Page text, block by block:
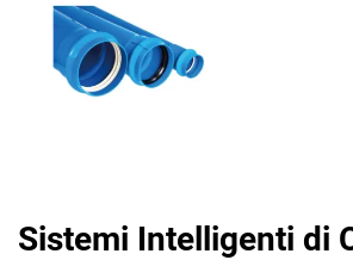
Sistemi Intelligenti di